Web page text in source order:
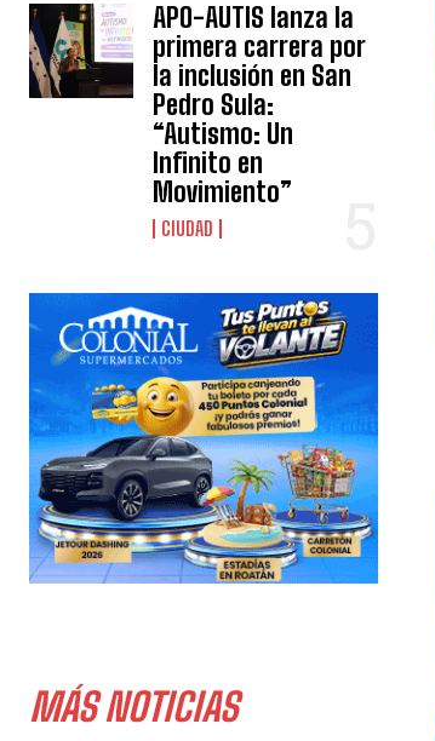
APO-AUTIS lanza la
primera carrera por
la inclusión en San
Pedro Sula:
“Autismo: Un
Infinito en
Movimiento”
CIUDAD
MÁS NOTICIAS